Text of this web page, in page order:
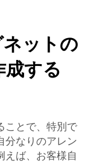
ットの
成する
ことで、特別で
分なりのアレン
えば、お客様自